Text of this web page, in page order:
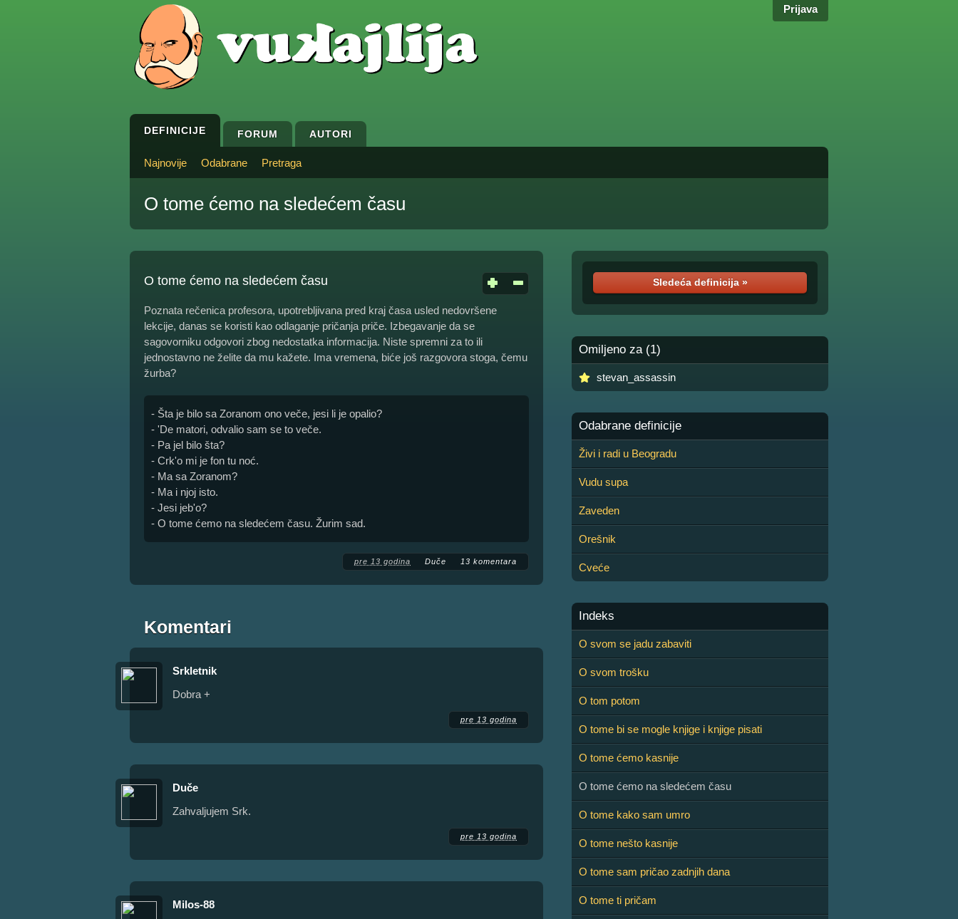
Prijava
DEFINICIJE FORUM AUTORI
Najnovije Odabrane Pretraga
O tome ćemo na sledećem času
O tome ćemo na sledećem času
Poznata rečenica profesora, upotrebljivana pred kraj časa usled nedovršene
lekcije, danas se koristi kao odlaganje pričanja priče. Izbegavanje da se
sagovorniku odgovori zbog nedostatka informacija. Niste spremni za to ili
jednostavno ne želite da mu kažete. Ima vremena, biće još razgovora stoga, čemu
žurba?
- Šta je bilo sa Zoranom ono veče, jesi li je opalio?
- 'De matori, odvalio sam se to veče.
- Pa jel bilo šta?
- Crk'o mi je fon tu noć.
- Ma sa Zoranom?
- Ma i njoj isto.
- Jesi jeb'o?
- O tome ćemo na sledećem času. Žurim sad.
pre 13 godina Duče 13 komentara
Komentari
Srkletnik
Dobra +
pre 13 godina
Duče
Zahvaljujem Srk.
pre 13 godina
Milos-88
Sledeća definicija »
Omiljeno za (1)
stevan_assassin
Odabrane definicije
Živi i radi u Beogradu
Vudu supa
Zaveden
Orešnik
Cveće
Indeks
O svom se jadu zabaviti
O svom trošku
O tom potom
O tome bi se mogle knjige i knjige pisati
O tome ćemo kasnije
O tome ćemo na sledećem času
O tome kako sam umro
O tome nešto kasnije
O tome sam pričao zadnjih dana
O tome ti pričam